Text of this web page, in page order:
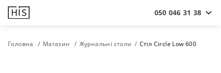
050 046 31 38
Головна Магазин Журнальні столи Стіл Circle Low 600